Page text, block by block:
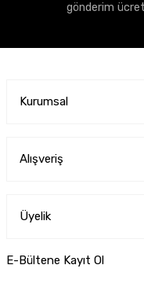
gönderim
Kurumsal
Alışveriş
Üyelik
E-Bültene Kayıt Ol